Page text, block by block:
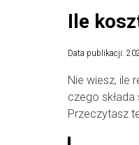
Ile
Data publikacji:
Nie wiesz, ile
czego
Przeczytasz